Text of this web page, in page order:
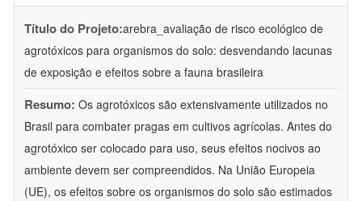
Título do Projeto:arebra_avaliação de risco ecológico de
agrotóxicos para organismos do solo: desvendando lacunas
de exposição e efeitos sobre a fauna brasileira
Resumo: Os agrotóxicos são extensivamente utilizados no
Brasil para combater pragas em cultivos agrícolas. Antes do
agrotóxico ser colocado para uso, seus efeitos nocivos ao
ambiente devem ser compreendidos. Na União Europeia
(UE), os efeitos sobre os organismos do solo são estimados